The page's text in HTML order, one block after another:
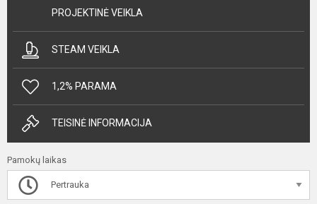
PROJEKTINĖ VEIKLA
STEAM VEIKLA
1,2% PARAMA
TEISINĖ INFORMACIJA
Pamokų laikas
Pertrauka